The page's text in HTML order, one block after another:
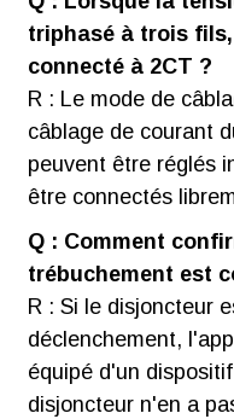
triphasé à trois
connecté à 2CT ?
R : Le mode de
câblage de courant
peuvent être réglés
être connectés
Q : Comment
trébuchement est
R : Si le disjoncteur
déclenchement,
équipé d'un
disjoncteur n'en a